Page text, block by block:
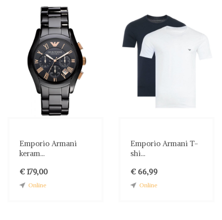
Emporio Armani
keram...
€ 179,00
Online
Emporio Armani T-
shi...
€ 66,99
Online